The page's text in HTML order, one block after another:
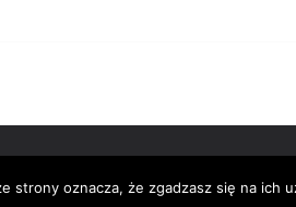
strony oznacza, że zgadzasz się na ich